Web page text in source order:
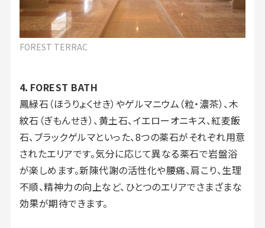
FOREST TERRAC
4．FOREST BATH
鳳緑石（ほうりょくせき）やゲルマニウム（粒・濃茶）、木
紋石（ぎもんせき）、黄土石、イエローオニキス、紅麦飯
石、ブラックゲルマといった、8つの薬石がそれぞれ用意
されたエリアです。気分に応じて異なる薬石で岩盤浴
が楽しめます。新陳代謝の活性化や腰痛、肩こり、生理
不順、精神力の向上など、ひとつのエリアでさまざまな
効果が期待できます。